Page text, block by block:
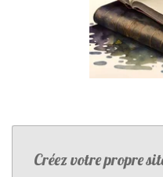
Créez votre propre